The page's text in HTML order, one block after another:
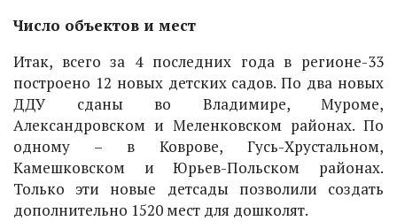
Число объектов и мест
Итак, всего за 4 последних года в регионе-33
построено 12 новых детских садов. По два новых
ДДУ сданы во Владимире, Муроме,
Александровском и Меленковском районах. По
одному – в Коврове, Гусь-Хрустальном,
Камешковском и Юрьев-Польском районах.
Только эти новые детсады позволили создать
дополнительно 1520 мест для дошколят.